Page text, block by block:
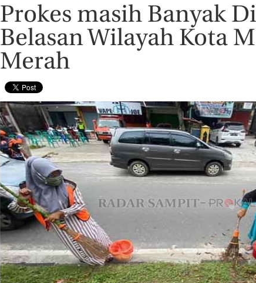
Prokes masih Banyak
Belasan Wilayah Kota
Merah